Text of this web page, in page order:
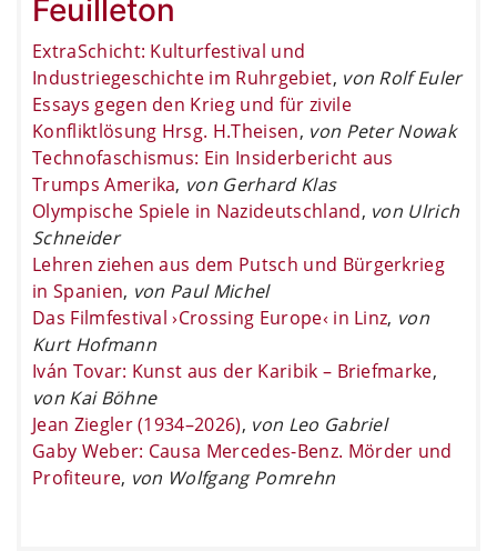
Feuilleton
ExtraSchicht: Kulturfestival und
Industriegeschichte im Ruhrgebiet, von Rolf Euler
Essays gegen den Krieg und für zivile
Konfliktlösung Hrsg. H.Theisen, von Peter Nowak
Technofaschismus: Ein Insiderbericht aus
Trumps Amerika, von Gerhard Klas
Olympische Spiele in Nazideutschland, von Ulrich
Schneider
Lehren ziehen aus dem Putsch und Bürgerkrieg
in Spanien, von Paul Michel
Das Filmfestival ›Crossing Europe‹ in Linz, von
Kurt Hofmann
Iván Tovar: Kunst aus der Karibik – Briefmarke,
von Kai Böhne
Jean Ziegler (1934–2026), von Leo Gabriel
Gaby Weber: Causa Mercedes-Benz. Mörder und
Profiteure, von Wolfgang Pomrehn